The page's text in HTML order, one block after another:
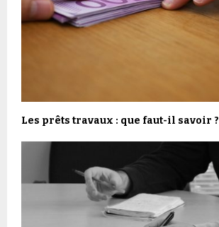
Les prêts travaux : que faut-il savoir ?